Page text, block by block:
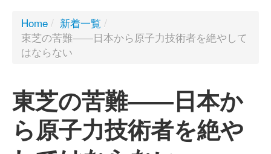
お問い合わせ
Home / 新着一覧 /
東芝の苦難――日本から原子力技術者を絶やして
はならない
東芝の苦難――日本か
ら原子力技術者を絶や